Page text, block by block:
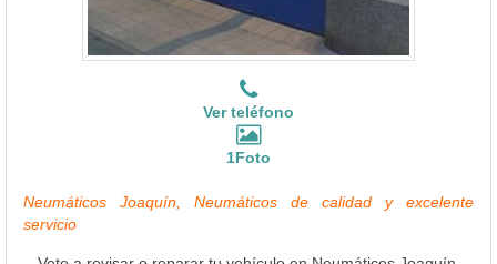
Ver teléfono
1Foto
Neumáticos Joaquín, Neumáticos de calidad y excelente
servicio